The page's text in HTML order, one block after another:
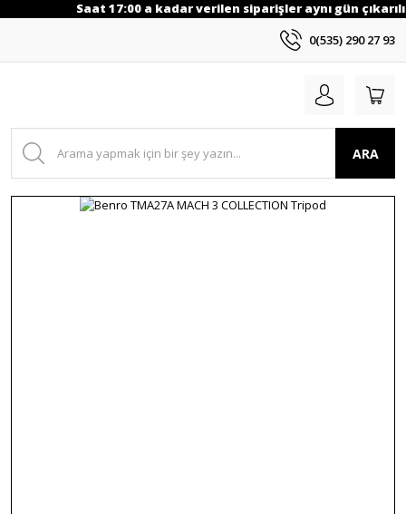
Saat 17:00 a kadar verilen siparişler aynı gün
0(535) 290 27 93
ARA